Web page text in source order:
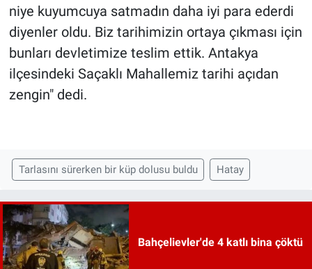
niye kuyumcuya satmadın daha iyi para ederdi
diyenler oldu. Biz tarihimizin ortaya çıkması için
bunları devletimize teslim ettik. Antakya
ilçesindeki Saçaklı Mahallemiz tarihi açıdan
zengin" dedi.
Tarlasını sürerken bir küp dolusu buldu Hatay
Bahçelievler'de 4 katlı bina çöktü